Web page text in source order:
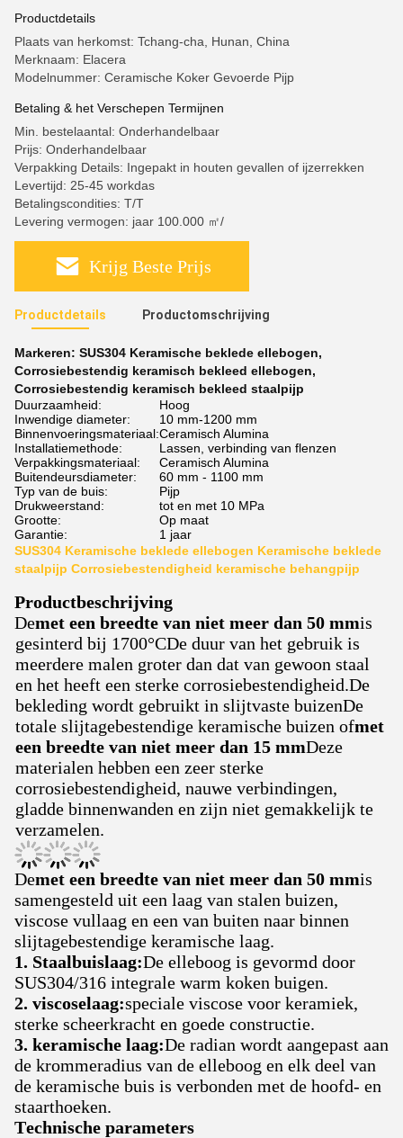
Productdetails
Plaats van herkomst: Tchang-cha, Hunan, China
Merknaam: Elacera
Modelnummer: Ceramische Koker Gevoerde Pijp
Betaling & het Verschepen Termijnen
Min. bestelaantal: Onderhandelbaar
Prijs: Onderhandelbaar
Verpakking Details: Ingepakt in houten gevallen of ijzerrekken
Levertijd: 25-45 workdas
Betalingscondities: T/T
Levering vermogen: jaar 100.000 ㎡/
Krijg Beste Prijs
Productdetails Productomschrijving
Markeren: SUS304 Keramische beklede ellebogen,
Corrosiebestendig keramisch bekleed ellebogen,
Corrosiebestendig keramisch bekleed staalpijp
Duurzaamheid:
Hoog
Inwendige diameter:
10 mm-1200 mm
Binnenvoeringsmateriaal:Ceramisch Alumina
Installatiemethode:
Lassen, verbinding van flenzen
Verpakkingsmateriaal:
Ceramisch Alumina
Buitendeursdiameter:
60 mm - 1100 mm
Typ van de buis:
Pijp
Drukweerstand:
tot en met 10 MPa
Grootte:
Op maat
Garantie:
1 jaar
SUS304 Keramische beklede ellebogen Keramische beklede
staalpijp Corrosiebestendigheid keramische behangpijp
Productbeschrijving
Demet een breedte van niet meer dan 50 mmis
gesinterd bij 1700°CDe duur van het gebruik is
meerdere malen groter dan dat van gewoon staal
en het heeft een sterke corrosiebestendigheid.De
bekleding wordt gebruikt in slijtvaste buizenDe
totale slijtagebestendige keramische buizen ofmet
een breedte van niet meer dan 15 mmDeze
materialen hebben een zeer sterke
corrosiebestendigheid, nauwe verbindingen,
gladde binnenwanden en zijn niet gemakkelijk te
verzamelen.
Demet een breedte van niet meer dan 50 mmis
samengesteld uit een laag van stalen buizen,
viscose vullaag en een van buiten naar binnen
slijtagebestendige keramische laag.
1. Staalbuislaag:De elleboog is gevormd door
SUS304/316 integrale warm koken buigen.
2. viscoselaag:speciale viscose voor keramiek,
sterke scheerkracht en goede constructie.
3. keramische laag:De radian wordt aangepast aan
de krommeradius van de elleboog en elk deel van
de keramische buis is verbonden met de hoofd- en
staarthoeken.
Technische parameters